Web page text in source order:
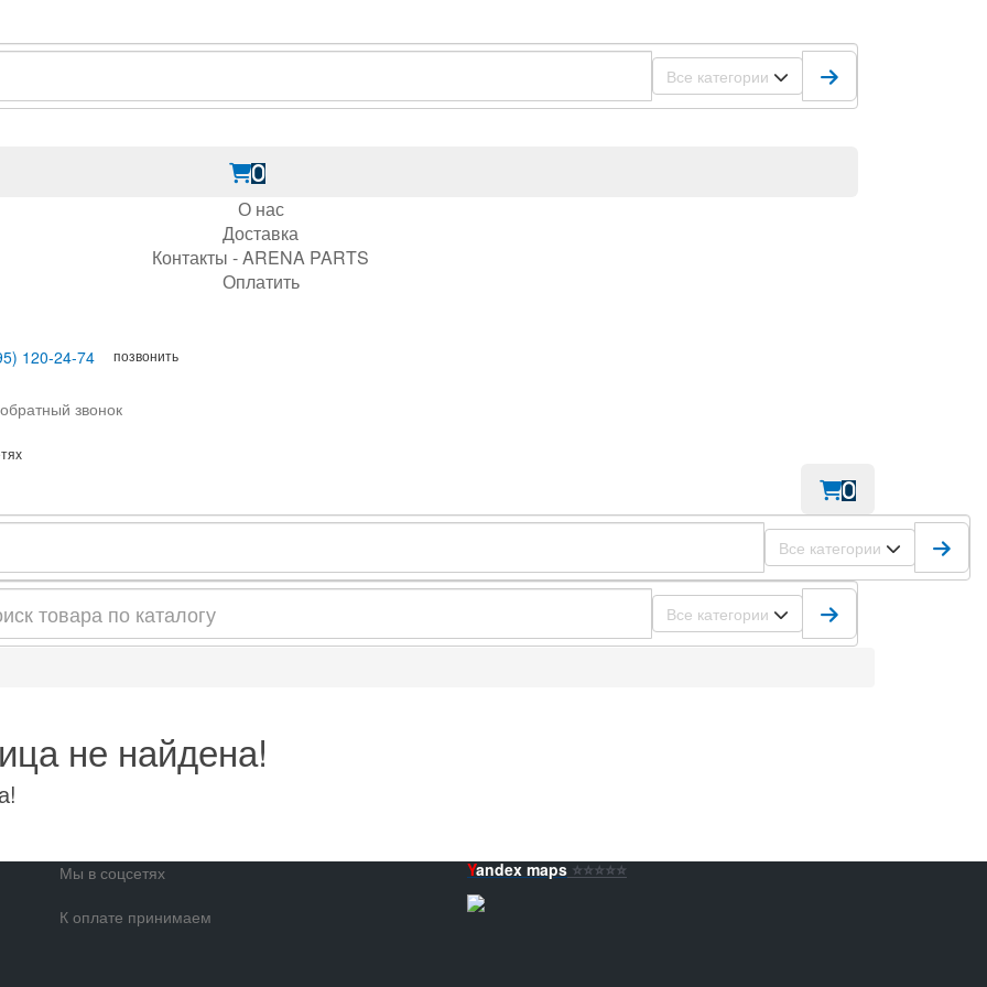
Все категории
0
О нас
Доставка
Контакты - ARENA PARTS
Оплатить
120-24-74 позвонить
звонок
0
Все категории
Все категории
не найдена!
Мы в соцсетях
К оплате принимаем
Yandex maps ⭐️⭐️⭐️⭐️⭐️